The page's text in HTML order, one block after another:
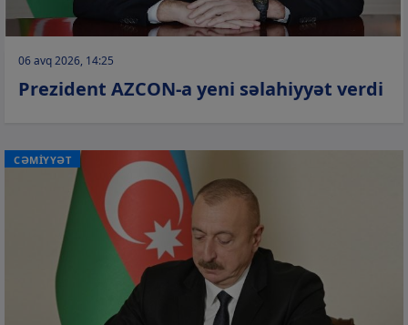
06 avq 2026, 14:25
Prezident AZCON-a yeni səlahiyyət verdi
CƏMİYYƏT